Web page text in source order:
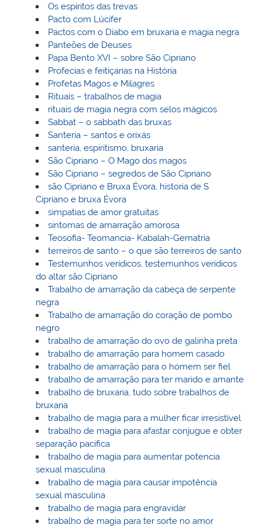
Os espíritos das trevas
Pacto com Lúcifer
Pactos com o Diabo em bruxaria e magia negra
Panteões de Deuses
Papa Bento XVI – sobre São Cipriano
Profecias e feitiçarias na História
Profetas Magos e Milagres
Rituais – trabalhos de magia
rituais de magia negra com selos mágicos
Sabbat – o sabbath das bruxas
Santeria – santos e orixás
santeria, espiritismo, bruxaria
São Cipriano – O Mago dos magos
São Cipriano – segredos de São Cipriano
são Cipriano e Bruxa Évora, historia de S.
Cipriano e bruxa Évora
simpatias de amor gratuitas
sintomas de amarração amorosa
Teosofia- Teomancia- Kabalah-Gematria
terreiros de santo – o que são terreiros de santo
Testemunhos verídicos, testemunhos verídicos
do altar são Cipriano
Trabalho de amarração da cabeça de serpente
negra
Trabalho de amarração do coração de pombo
negro
trabalho de amarração do ovo de galinha preta
trabalho de amarração para homem casado
trabalho de amarração para o homem ser fiel
trabalho de amarração para ter marido e amante
trabalho de bruxaria, tudo sobre trabalhos de
bruxaria
trabalho de magia para a mulher ficar irresistível
trabalho de magia para afastar conjugue e obter
separação pacifica
trabalho de magia para aumentar potencia
sexual masculina
trabalho de magia para causar impotência
sexual masculina
trabalho de magia para engravidar
trabalho de magia para ter sorte no amor